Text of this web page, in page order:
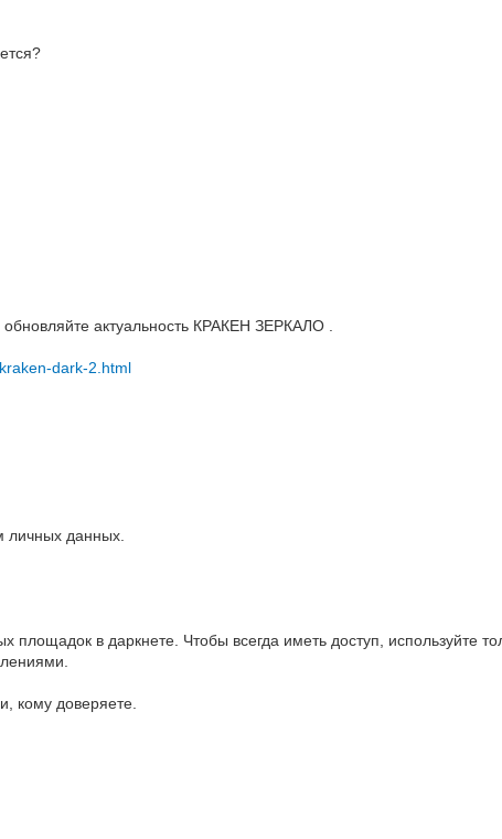
актуальность КРАКЕН ЗЕРКАЛО .
dark-2.html
личных данных.
в даркнете. Чтобы всегда иметь доступ, используйте
кому доверяете.